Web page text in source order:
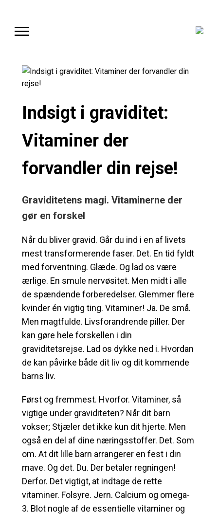
Indsigt i graviditet:
Vitaminer der
forvandler din rejse!
Graviditetens magi. Vitaminerne der
gør en forskel
Når du bliver gravid. Går du ind i en af livets
mest transformerende faser. Det. En tid fyldt
med forventning. Glæde. Og lad os være
ærlige. En smule nervøsitet. Men midt i alle
de spændende forberedelser. Glemmer flere
kvinder én vigtig ting. Vitaminer! Ja. De små.
Men magtfulde. Livsforandrende piller. Der
kan gøre hele forskellen i din
graviditetsrejse. Lad os dykke ned i. Hvordan
de kan påvirke både dit liv og dit kommende
barns liv.
Først og fremmest. Hvorfor. Vitaminer, så
vigtige under graviditeten? Når dit barn
vokser; Stjæler det ikke kun dit hjerte. Men
også en del af dine næringsstoffer. Det. Som
om. At dit lille barn arrangerer en fest i din
mave. Og det. Du. Der betaler regningen!
Derfor. Det vigtigt, at indtage de rette
vitaminer. Folsyre. Jern. Calcium og omega-
3. Blot nogle af de essentielle vitaminer og